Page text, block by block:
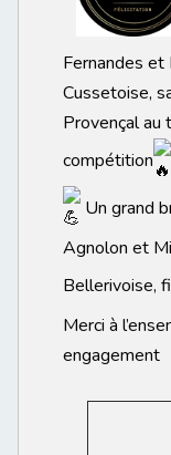
Fernandes et
Cussetoise,
Provençal au
compétition
Un grand
Agnolon et
Bellerivoise,
Merci à
engagement